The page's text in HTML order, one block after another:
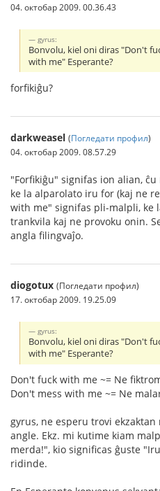
04. октобар 2009. 00.36.43
gyrus:
Bonvolu, kiel oni diras "Don't
with me" Esperante?
forfikiĝu?
darkweasel (Погледати профил)
04. октобар 2009. 08.57.29
"Forfikiĝu" signifas ion alian,
ke la alparolato iru for (kaj ne
with me" signifas pli-malpli, ke
trankvila kaj ne provoku onin.
angla filingvaĵo.
diogotux (Погледати профил)
17. октобар 2009. 19.25.09
gyrus:
Bonvolu, kiel oni diras "Don't
with me" Esperante?
Don't fuck with me ~= Ne
Don't mess with me ~= Ne
gyrus, ne esperu trovi
angle. Ekz. mi kutime kiam
merda!", kio significas ĝuste
ridinde.